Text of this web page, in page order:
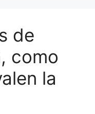
de
como
la